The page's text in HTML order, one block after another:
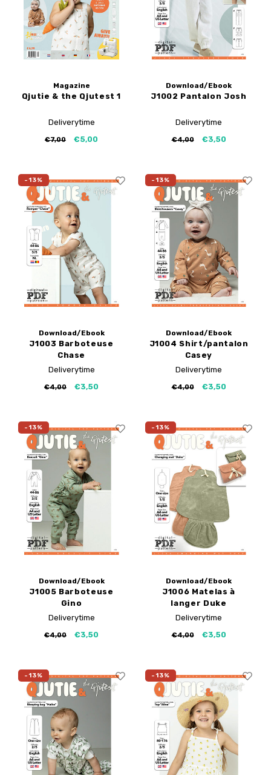
Tutoriels de My Image
Corrections de My Image
Corrections de B-Trendy
Applications
Ebooks gratuits
Service d'imprimante PDF
Magazine
Qjutie & the Qjutest 1
Deliverytime
€7,00 €5,00
Download/Ebook
J1002 Pantalon Josh
Deliverytime
€4,00 €3,50
-13%
Download/Ebook
J1003 Barboteuse
Chase
Deliverytime
€4,00 €3,50
-13%
Download/Ebook
J1004 Shirt/pantalon
Casey
Deliverytime
€4,00 €3,50
-13%
Download/Ebook
J1005 Barboteuse
Gino
Deliverytime
€4,00 €3,50
-13%
Download/Ebook
J1006 Matelas à
langer Duke
Deliverytime
€4,00 €3,50
-13% -13%